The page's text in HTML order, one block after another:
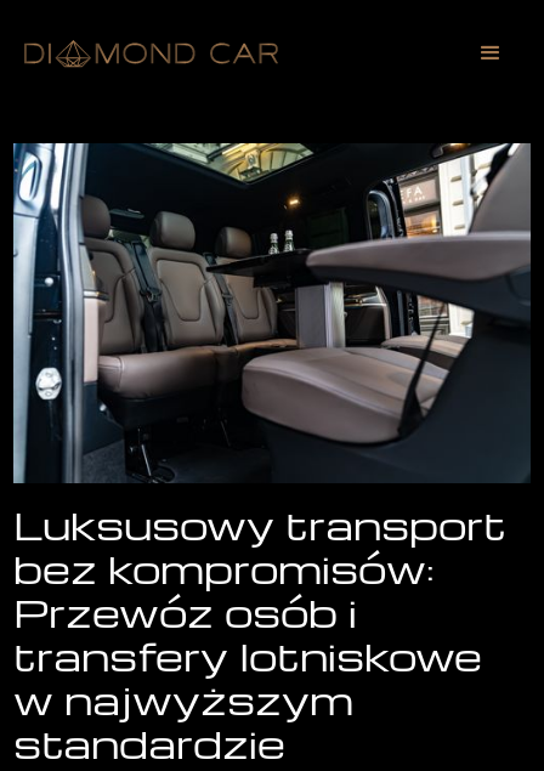
Luksusowy transport
bez kompromisów:
Przewóz osób i
transfery lotniskowe
w najwyższym
standardzie